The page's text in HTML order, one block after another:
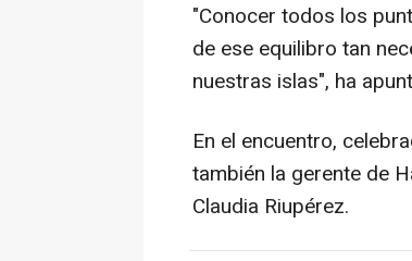
"Conocer todos los
de ese equilibro tan
nuestras islas", ha
En el encuentro,
también la gerente de
Claudia Riupérez.